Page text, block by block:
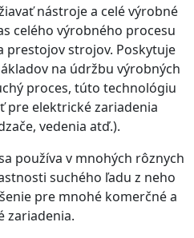
nástroje a celé výrobné
celého výrobného procesu
prestojov strojov. Poskytuje
na údržbu výrobných
proces, túto technológiu
pre elektrické zariadenia
vedenia atď.).
používa v mnohých rôznych
suchého ľadu z neho
pre mnohé komerčné a
zariadenia.